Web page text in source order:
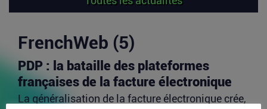
FrenchWeb (5)
PDP : la bataille des plateformes
françaises de la facture électronique
La généralisation de la facture électronique crée,